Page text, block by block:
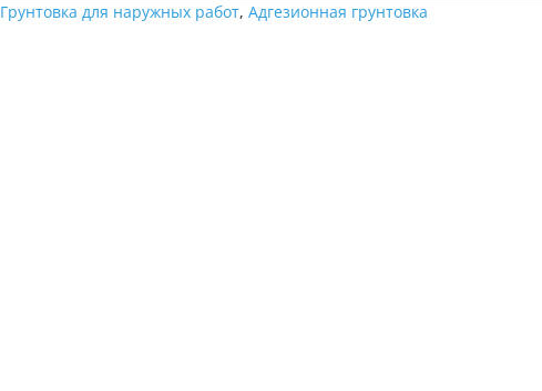
Грунтовка для наружных работ, Адгезионная грунтовка